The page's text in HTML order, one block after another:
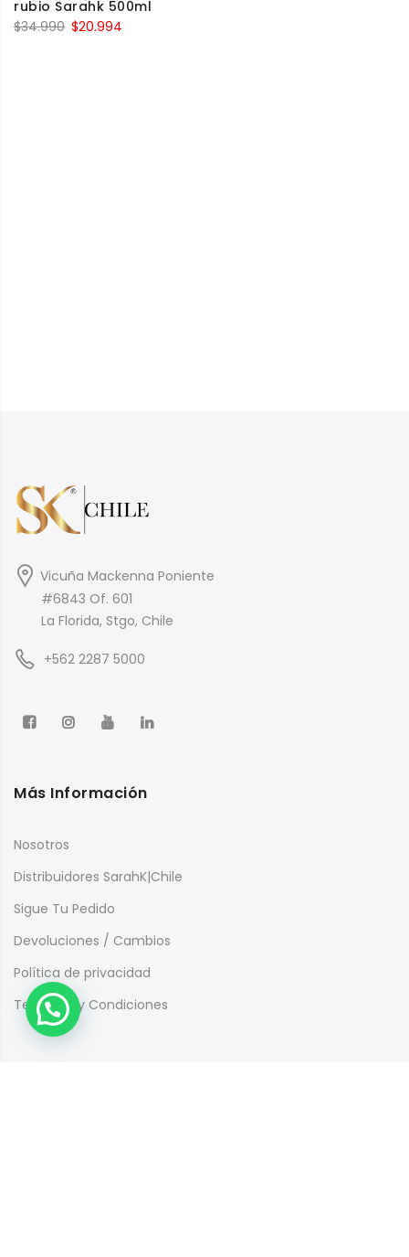
rubio Sarahk 500ml
$34.990 $20.994
Vicuña Mackenna Poniente
#6843 Of. 601
La Florida, Stgo, Chile
+562 2287 5000
Más Información
Nosotros
Distribuidores SarahK|Chile
Sigue Tu Pedido
Devoluciones / Cambios
Política de privacidad
Terminos y Condiciones